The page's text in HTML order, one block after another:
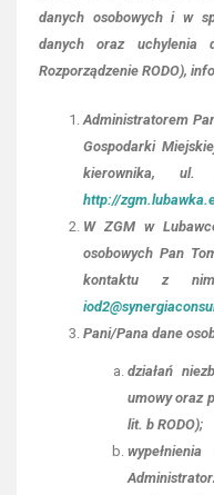
danych osobowych i w
danych oraz uchylenia
Rozporządzenie RODO),
Administratorem
Gospodarki
kierownika, ul.
http://
W ZGM w
osobowych Pan
kontaktu z
Pani/Pana dane
działań
umowy oraz
lit. b RODO);